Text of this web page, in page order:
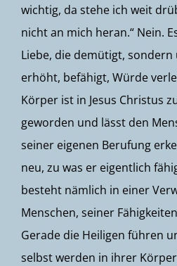
wichtig, da stehe ich weit
nicht an mich heran.“ Nein.
Liebe, die demütigt, sondern
erhöht, befähigt, Würde
Körper ist in Jesus Christus
geworden und lässt den
seiner eigenen Berufung
neu, zu was er eigentlich
besteht nämlich in einer
Menschen, seiner
Gerade die Heiligen führen
selbst werden in ihrer